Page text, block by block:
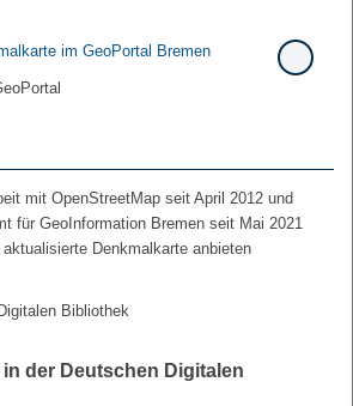
mit OpenStreetMap seit April 2012 und
für GeoInformation Bremen seit Mai 2021
Denkmalkarte anbieten
in der Deutschen Digitalen